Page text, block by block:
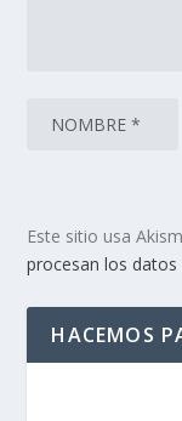
Este sitio usa
procesan los
HACEMOS